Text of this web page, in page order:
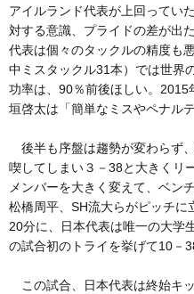
アイルランド代表が上回ってい
対する意識、プライドの差が出
代表は個々のタックルの精度も
中ミスタックル31本）では世界
功率は、90％前後ほしい。
垣啓太は「簡単なミスやペナル
後半も序盤は趨勢が変わらず
喫してしまい３－38と大きくリ
メンバーを大きく変えて、ベン
松橋周平、SH流大らがピッチに
20分に、日本代表は唯一の大学
の試合初のトライを挙げて10－
この試合、日本代表は終始キ